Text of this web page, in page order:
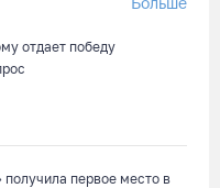
отдает победу
получила первое место в